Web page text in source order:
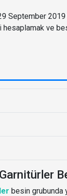
September
ve
besin grubunda